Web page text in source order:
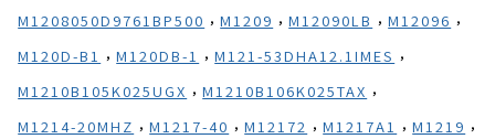
M1208050D9761BP500 , M1209 , M12090LB , M12096 ,
M120D-B1 , M120DB-1 , M121-53DHA12.1IMES ,
M1210B105K025UGX , M1210B106K025TAX ,
M1214-20MHZ , M1217-40 , M12172 , M1217A1 , M1219 ,